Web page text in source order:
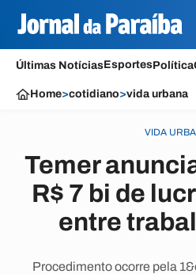
Últimas NotíciasEsportesPolítica
Home>cotidiano>vida urbana
VIDA
Temer
R$ 7 bi de
entre
Procedimento ocorre pela